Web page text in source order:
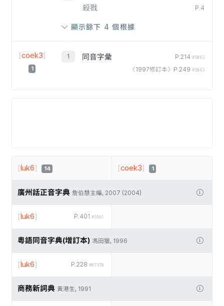
殺戮
P.4
顯示餘下 4 個根據
[coek3]
1
同音字彙 P.214 #5063
〈1997修訂本〉P.249 #5043
[luk6] 14 [coek3] 1
廣州話正音字典 詹伯慧主編, 2007 (2004)
P.401 #5561
[luk6]
粵語同音字典(增訂本) 馮田獵, 1996
P.228 #07978
[luk6]
商務新詞典 黃港生, 1991